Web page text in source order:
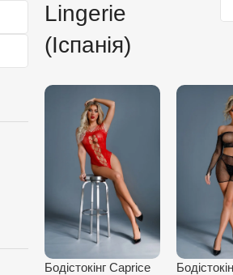
Lingerie
(Іспанія)
Бодістокінг Caprice